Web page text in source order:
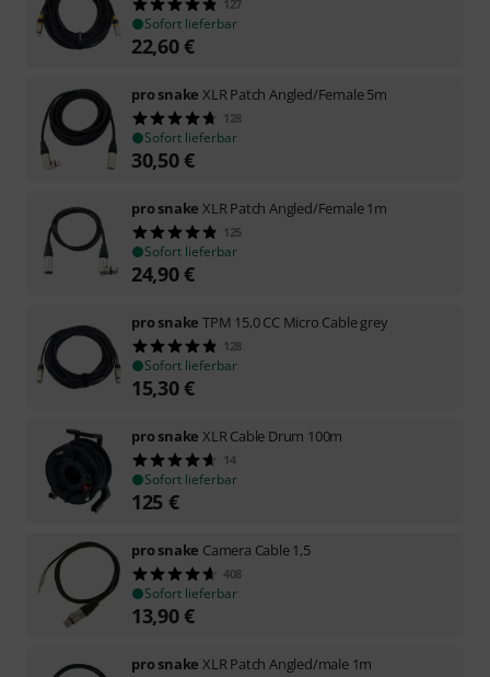
127
Sofort lieferbar
22,60€
pro snake XLR Patch Angled/Female 5m
128
Sofort lieferbar
30,50€
pro snake XLR Patch Angled/Female 1m
125
Sofort lieferbar
24,90€
pro snake TPM 15,0 CC Micro Cable grey
128
Sofort lieferbar
15,30€
pro snake XLR Cable Drum 100m
14
Sofort lieferbar
125 €
pro snake Camera Cable 1,5
408
Sofort lieferbar
13,90€
pro snake XLR Patch Angled/male 1m